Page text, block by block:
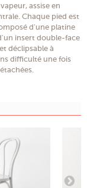
assise en
Chaque pied est
d'une platine
insert double-face
déclipsable à
difficulté une fois